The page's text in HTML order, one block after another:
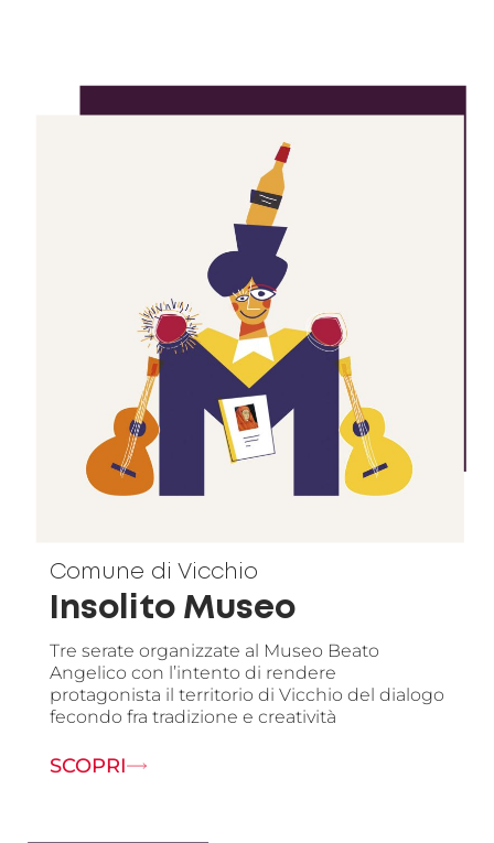
Comune di Vicchio
Insolito Museo
Tre serate organizzate al Museo Beato
Angelico con l’intento di rendere
protagonista il territorio di Vicchio del dialogo
fecondo fra tradizione e creatività
SCOPRI